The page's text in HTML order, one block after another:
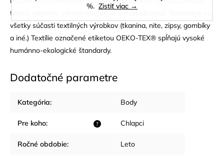
%. Zistiť viac →
tkanie, pletenie, výroba konfekcie a maloobchod). Testované sú
všetky súčasti textilných výrobkov (tkanina, nite, zipsy, gombíky
a iné.) Textílie označené etiketou OEKO-TEX® spĺňajú vysoké
humánno-ekologické štandardy.
Dodatočné parametre
Kategória: Body
?
Pre koho: Chlapci
Ročné obdobie: Leto